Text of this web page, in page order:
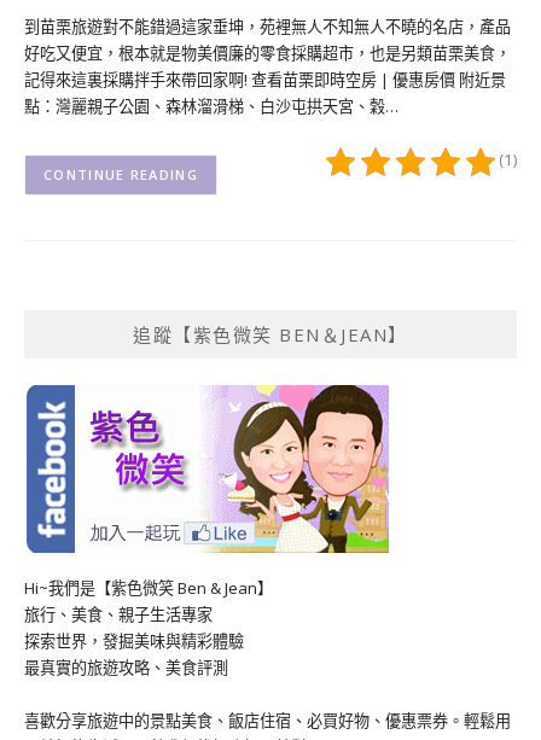
到苗栗旅遊對不能錯過這家垂坤，苑裡無人不知無人不曉的名店，產品
好吃又便宜，根本就是物美價廉的零食採購超市，也是另類苗栗美食，
記得來這裏採購拌手來帶回家啊! 查看苗栗即時空房 | 優惠房價 附近景
點：灣麗親子公園、森林溜滑梯、白沙屯拱天宮、穀…
(1)
CONTINUE READING
追蹤【紫色微笑 BEN＆JEAN】
Hi~我們是【紫色微笑 Ben & Jean】
旅行、美食、親子生活專家
探索世界，發掘美味與精彩體驗
最真實的旅遊攻略、美食評測
喜歡分享旅遊中的景點美食、飯店住宿、必買好物、優惠票券。輕鬆用